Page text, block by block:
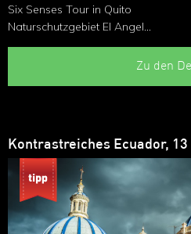
Six Senses Tour in Quito
Naturschutzgebiet El Angel
Aufenthalt in der Hakuna Matata
Einblick in das Leben der indigenen
Zu den
Kontrastreiches Ecuador, 13